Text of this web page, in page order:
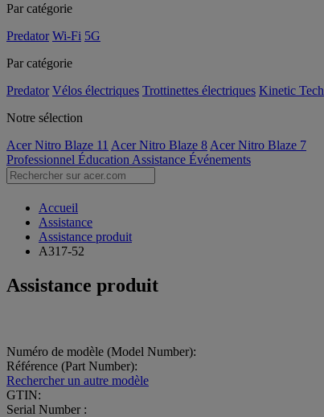
Par catégorie
Predator Wi-Fi 5G
Par catégorie
Predator Vélos électriques Trottinettes électriques Kinetic Tech
Notre sélection
Acer Nitro Blaze 11 Acer Nitro Blaze 8 Acer Nitro Blaze 7
Professionnel Éducation Assistance Événements
Accueil
Assistance
Assistance produit
A317-52
Assistance produit
Numéro de modèle (Model Number):
Référence (Part Number):
Rechercher un autre modèle
GTIN:
Serial Number :